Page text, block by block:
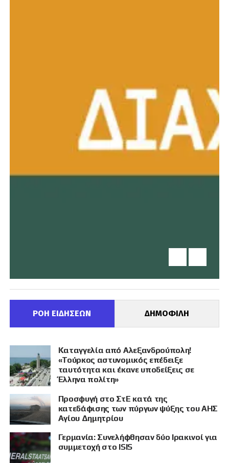
ΡΟΗ ΕΙΔΗΣΕΩΝ ΔΗΜΟΦΙΛΗ
Καταγγελία από Αλεξανδρούπολη!
«Τούρκος αστυνομικός επέδειξε
ταυτότητα και έκανε υποδείξεις σε
Έλληνα πολίτη»
Προσφυγή στο ΣτΕ κατά της
κατεδάφισης των πύργων ψύξης του ΑΗΣ
Αγίου Δημητρίου
Γερμανία: Συνελήφθησαν δύο Ιρακινοί για
συμμετοχή στο ISIS